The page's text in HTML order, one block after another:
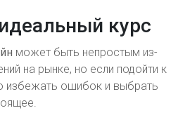
курс
может быть непростым из-
на рынке, но если подойти к
избежать ошибок и выбрать